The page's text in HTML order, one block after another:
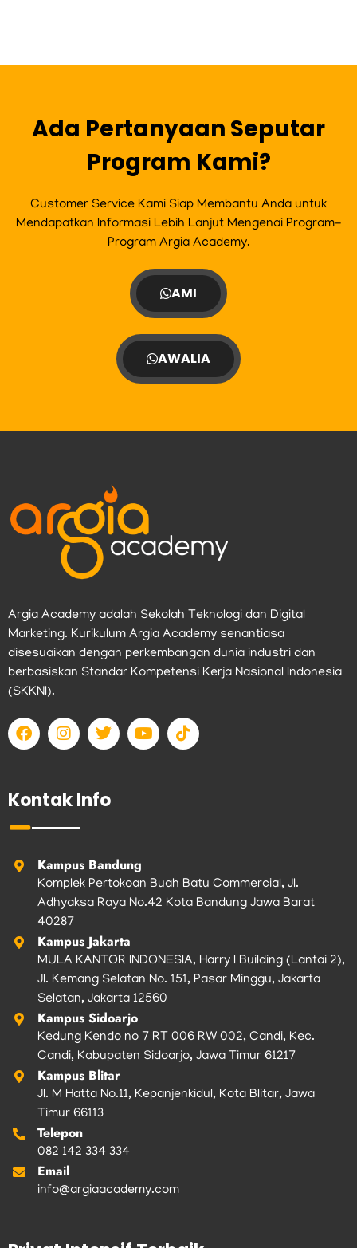
Ada Pertanyaan Seputar
Program Kami?
Customer Service Kami Siap Membantu Anda untuk
Mendapatkan Informasi Lebih Lanjut Mengenai Program-
Program Argia Academy.
AMI
AWALIA
Argia Academy adalah Sekolah Teknologi dan Digital
Marketing. Kurikulum Argia Academy senantiasa
disesuaikan dengan perkembangan dunia industri dan
berbasiskan Standar Kompetensi Kerja Nasional Indonesia
(SKKNI).
F
a
c
o
o
k
I
n
s
a
g
T
w
i
e
Y
o
u
T
i
k
Kontak Info
Kampus Bandung
Komplek Pertokoan Buah Batu Commercial, Jl.
Adhyaksa Raya No.42 Kota Bandung Jawa Barat
40287
Kampus Jakarta
MULA KANTOR INDONESIA, Harry I Building (Lantai 2),
Jl. Kemang Selatan No. 151, Pasar Minggu, Jakarta
Selatan, Jakarta 12560
Kampus Sidoarjo
Kedung Kendo no 7 RT 006 RW 002, Candi, Kec.
Candi, Kabupaten Sidoarjo, Jawa Timur 61217
Kampus Blitar
Jl. M Hatta No.11, Kepanjenkidul, Kota Blitar, Jawa
Timur 66113
Telepon
082 142 334 334
Email
info@argiaacademy.com